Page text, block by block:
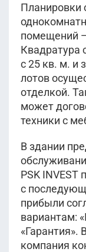
Планировки
помещений
Квадратура
с 25 кв. м. и
лотов
отделкой.
может
техники с
В здании
PSK INVEST
с
прибыли
вариантам:
компания